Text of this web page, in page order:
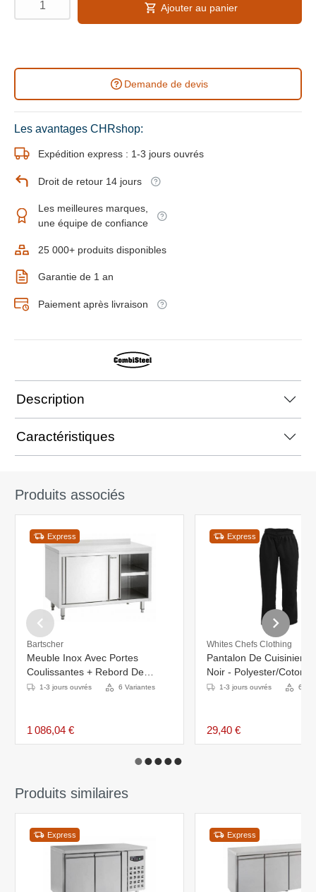
Ajouter au panier
Demande de devis
Les avantages CHRshop:
Expédition express : 1-3 jours ouvrés
Droit de retour 14 jours
Les meilleures marques,
une équipe de confiance
25 000+ produits disponibles
Garantie de 1 an
Paiement après livraison
Description
Caractéristiques
Produits associés
Express
Bartscher
Meuble Inox Avec Portes
Coulissantes + Rebord De
40mm - 1600x700x850-
1-3 jours ouvrés 6 Variantes
1 086,04 €
Express
Whites Chefs Clothing
Pantalon De Cuisinier
Noir - Polyester/Coton -
Disponibles En 6 Tailles
1-3 jours ouvrés 6
29,40 €
Produits similaires
Express Express